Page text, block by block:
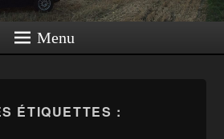
Menu
ÉTIQUETTES :